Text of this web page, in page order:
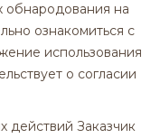
обнародования на
ознакомиться с
использования
о согласии
Заказчик